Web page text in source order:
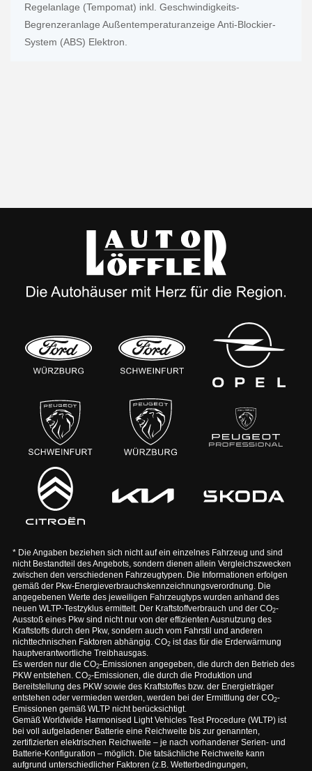
Regelanlage (Tempomat) inkl. Geschwindigkeits-
Begrenzeranlage Außentemperaturanzeige Anti-Blockier-
System (ABS) Elektron.
* Die Angaben beziehen sich nicht auf ein einzelnes Fahrzeug und sind
nicht Bestandteil des Angebots, sondern dienen allein Vergleichszwecken
zwischen den verschiedenen Fahrzeugtypen. Die Informationen erfolgen
gemäß der Pkw-Energieverbrauchskennzeichnungsverordnung. Die
angegebenen Werte des jeweiligen Fahrzeugtyps wurden anhand des
neuen WLTP-Testzyklus ermittelt. Der Kraftstoffverbrauch und der CO2-
Ausstoß eines Pkw sind nicht nur von der effizienten Ausnutzung des
Kraftstoffs durch den Pkw, sondern auch vom Fahrstil und anderen
nichttechnischen Faktoren abhängig. CO2ist das für die Erderwärmung
hauptverantwortliche Treibhausgas.
Es werden nur die CO2-Emissionen angegeben, die durch den Betrieb des
PKW entstehen. CO2-Emissionen, die durch die Produktion und
Bereitstellung des PKW sowie des Kraftstoffes bzw. der Energieträger
entstehen oder vermieden werden, werden bei der Ermittlung der CO2-
Emissionen gemäß WLTP nicht berücksichtigt.
Gemäß Worldwide Harmonised Light Vehicles Test Procedure (WLTP) ist
bei voll aufgeladener Batterie eine Reichweite bis zur genannten,
zertifizierten elektrischen Reichweite – je nach vorhandener Serien- und
Batterie-Konfiguration – möglich. Die tatsächliche Reichweite kann
aufgrund unterschiedlicher Faktoren (z.B. Wetterbedingungen,